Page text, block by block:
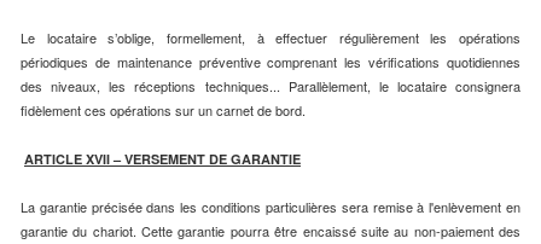
Le locataire s’oblige, formellement, à effectuer régulièrement les opérations
périodiques de maintenance préventive comprenant les vérifications quotidiennes
des niveaux, les réceptions techniques... Parallèlement, le locataire consignera
fidèlement ces opérations sur un carnet de bord.
ARTICLE XVII – VERSEMENT DE GARANTIE
La garantie précisée dans les conditions particulières sera remise à l'enlèvement en
garantie du chariot. Cette garantie pourra être encaissé suite au non-paiement des